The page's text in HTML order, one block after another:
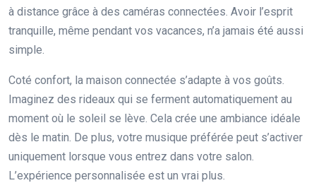
à distance grâce à des caméras connectées. Avoir l’esprit
tranquille, même pendant vos vacances, n’a jamais été aussi
simple.
Coté confort, la maison connectée s’adapte à vos goûts.
Imaginez des rideaux qui se ferment automatiquement au
moment où le soleil se lève. Cela crée une ambiance idéale
dès le matin. De plus, votre musique préférée peut s’activer
uniquement lorsque vous entrez dans votre salon.
L’expérience personnalisée est un vrai plus.